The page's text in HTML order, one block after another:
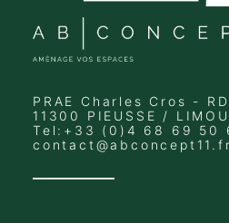
PRAE Charles Cros -
11300 PIEUSSE /
Tel:+33 (0)4 68 69 50
contact@abconcept11.fr